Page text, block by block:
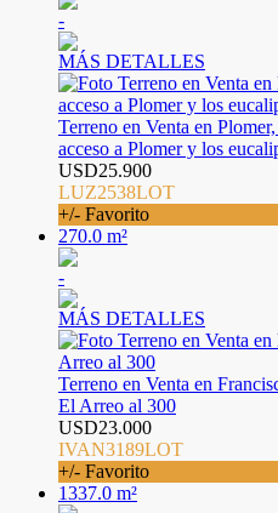
-
MÁS DETALLES
Terreno en Venta en
acceso a Plomer y los
USD25.900
LUZ2538LOT
+/- Favorito
270.0 m²
-
MÁS DETALLES
Terreno en Venta en
El Arreo al 300
USD23.000
IVAN3189LOT
+/- Favorito
1337.0 m²